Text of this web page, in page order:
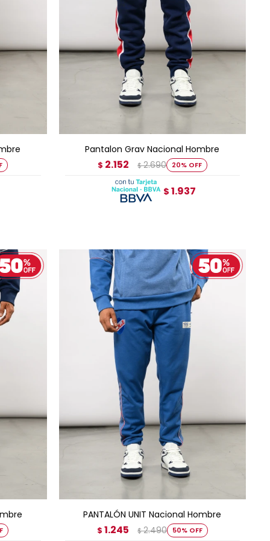
Pantalon Grav Nacional Hombre
$ 2.152 $ 2.690 20
$ 1.937
AGREGAR AL CARRITO
PANTALÓN UNIT Nacional Hombre
$ 1.245 $ 2.490 50
AGREGAR AL CARRITO